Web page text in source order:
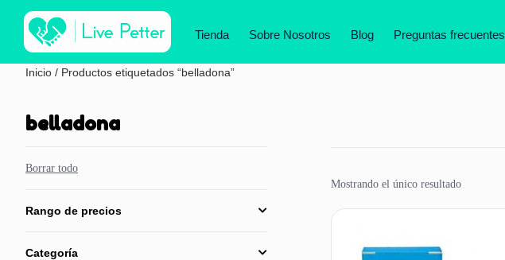
Tienda Sobre Nosotros Blog Preguntas frecuentes
Inicio / Productos etiquetados “belladona”
belladona
Borrar todo
Rango de precios
Categoría
Mostrando el único resultado